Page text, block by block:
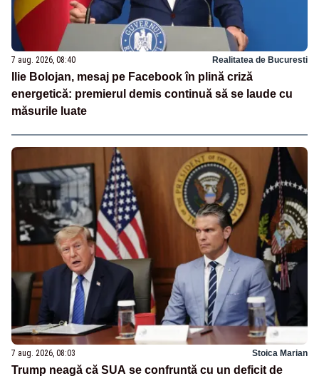
7 aug. 2026, 08:40 Realitatea de Bucuresti
Ilie Bolojan, mesaj pe Facebook în plină criză
energetică: premierul demis continuă să se laude cu
măsurile luate
7 aug. 2026, 08:03 Stoica Marian
Trump neagă că SUA se confruntă cu un deficit de